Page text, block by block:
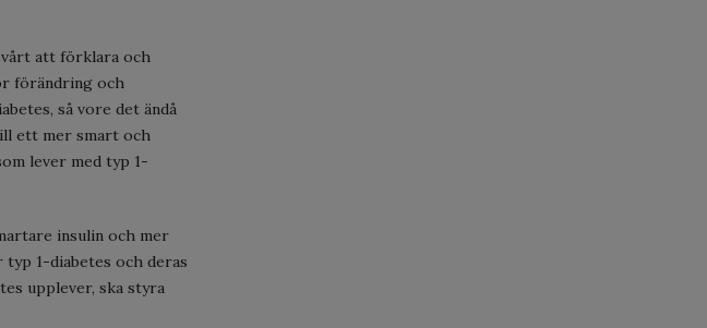
att förklara och
förändring och
så vore det ändå
ett mer smart och
lever med typ 1-
insulin och mer
typ 1-diabetes och deras
upplever, ska styra